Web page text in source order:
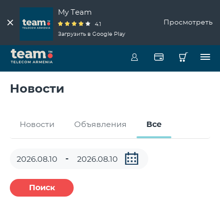
My Team
4.1
Загрузить в Google Play
Просмотреть
Новости
Новости Объявления Все
Поиск